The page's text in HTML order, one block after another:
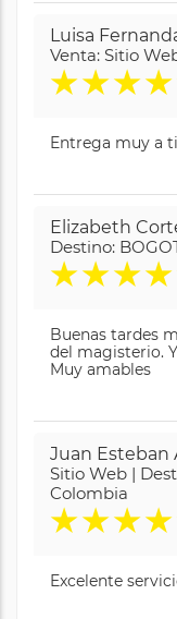
Luisa
Venta: Sitio
★★★★
Entrega muy a
Elizabeth
Destino:
★★★★
Buenas tardes
del magisterio.
Muy amables
Juan Esteban
Sitio Web |
Colombia
★★★★
Excelente